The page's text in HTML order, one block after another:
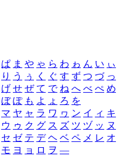
ぱ ま や ゃ ら わ ゎ ん い ぃ
り う ぅ く ぐ す ず つ づ っ
げ せ ぜ て で ね へ べ ぺ め
ぼ ぽ も よ ょ ろ を
マ ヤ ャ ラ ワ ヮ ン イ ィ キ
ウ ゥ ク グ ス ズ ツ ヅ ッ ヌ
セ ゼ テ デ ヘ ベ ペ メ レ オ
モ ヨ ョ ロ ヲ ―